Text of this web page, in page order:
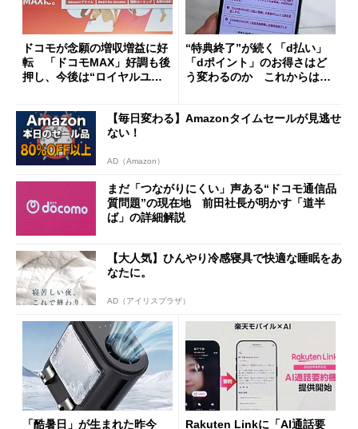
ドコモが念願の増収増益に好
転 「ドコモMAX」好調も後
押し、今後は“ロイヤルユー
“特典終了”が続く「d払い」
「dポイント」のお得さはど
う変わるのか これからは
【毎日変わる】Amazonタイムセールが見逃せ
ない！
AD（Amazon）
まだ「つながりにくい」声ある“ドコモ通信品
質問題”の現在地 前田社長が明かす「道半
ば」の詳細解説
【大人気】ひんやり冷感寝具で快適な睡眠をあ
なたに。
AD（アイリスプラザ）
「酷暑日」が生まれた昨今 Rakuten Linkに「AI通話要